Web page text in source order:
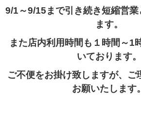
9/1～9/15まで引き続き短縮営業
ます。
また店内利用時間も１時間～1
いております。
ご不便をお掛け致しますが、ご
お願いたします。